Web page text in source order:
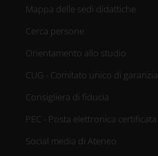
Mappa delle sedi didattiche
Cerca persone
Orientamento allo studio
CUG - Comitato unico di garanzia
Consigliera di fiducia
PEC - Posta elettronica certificata
Social media di Ateneo